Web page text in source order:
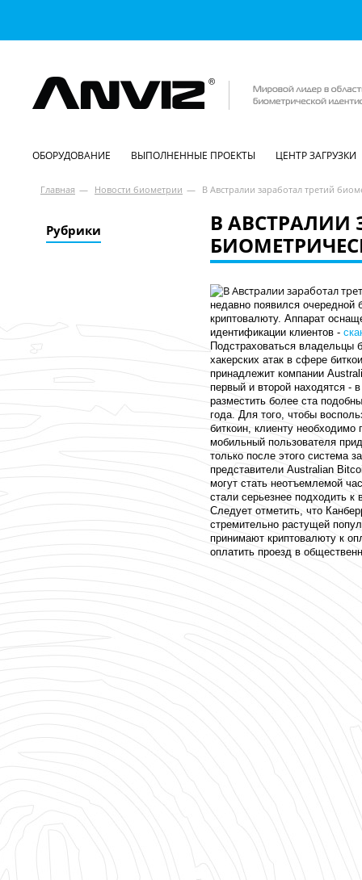
ОБОРУДОВАНИЕ ВЫПОЛНЕННЫЕ ПРОЕКТЫ ЦЕНТР ЗАГРУЗКИ
Главная — Новости биометрии — В Австралии заработал третий
Рубрики
В АВСТРАЛИИ
недавно появился
криптовалюту. Аппарат
идентификации клиентов -
Подстраховаться владельцы
хакерских атак в сфере
принадлежит компании
первый и второй находятся -
разместить более ста
года. Для того, чтобы
биткоин, клиенту
мобильный пользователя
только после этого система
представители Australian
могут стать неотъемлемой
стали серьезнее подходить к
Следует отметить, что
стремительно растущей
принимают криптовалюту к
оплатить проезд в